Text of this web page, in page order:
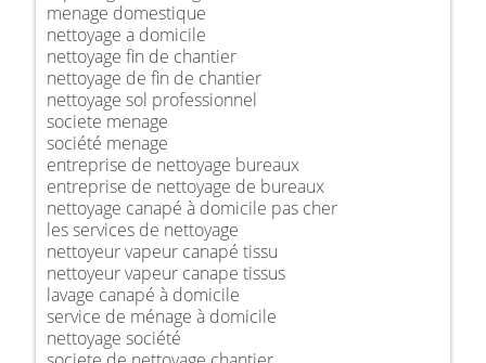
menage domestique
nettoyage a domicile
nettoyage fin de chantier
nettoyage de fin de chantier
nettoyage sol professionnel
societe menage
société menage
entreprise de nettoyage bureaux
entreprise de nettoyage de bureaux
nettoyage canapé à domicile pas cher
les services de nettoyage
nettoyeur vapeur canapé tissu
nettoyeur vapeur canape tissus
lavage canapé à domicile
service de ménage à domicile
nettoyage société